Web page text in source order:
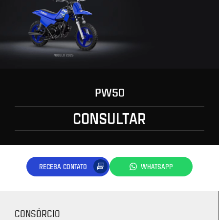
PW50
CONSULTAR
RECEBA CONTATO WHATSAPP
CONSÓRCIO